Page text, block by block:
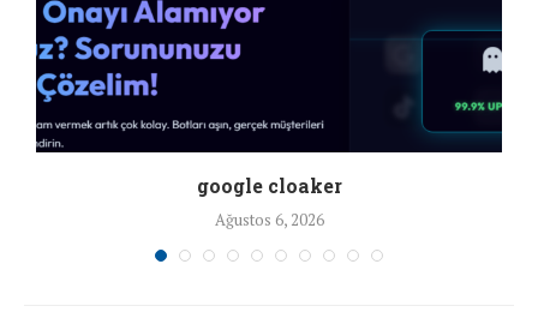
google cloaker
Ağustos 6, 2026